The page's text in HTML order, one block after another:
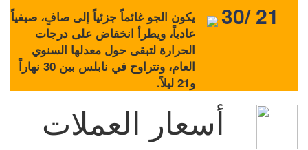
يكون الجو غائماً جزئياً إلى صافٍ، صيفياً
عادياً، ويطرأ انخفاض على درجات
الحرارة لتبقى حول معدلها السنوي
العام، وتتراوح في نابلس بين 30 نهاراً
و21 ليلاً.
30/ 21
أسعار العملات